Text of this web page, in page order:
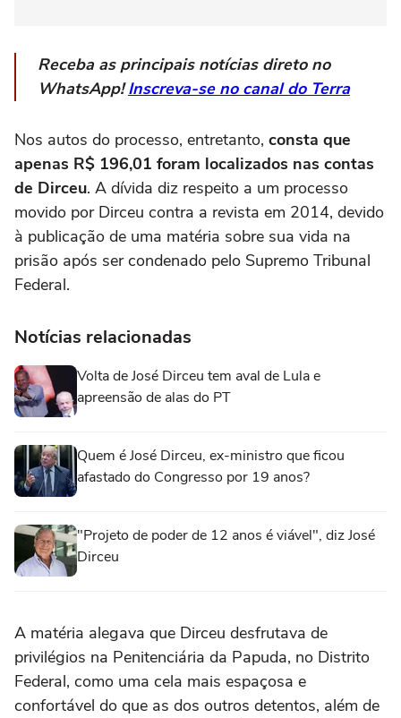
Receba as principais notícias direto no
WhatsApp!Inscreva-se no canal do Terra
Nos autos do processo, entretanto, consta que
apenas R$ 196,01 foram localizados nas contas
de Dirceu. A dívida diz respeito a um processo
movido por Dirceu contra a revista em 2014, devido
à publicação de uma matéria sobre sua vida na
prisão após ser condenado pelo Supremo Tribunal
Federal.
Notícias relacionadas
Volta de José Dirceu tem aval de Lula e
apreensão de alas do PT
Quem é José Dirceu, ex-ministro que ficou
afastado do Congresso por 19 anos?
"Projeto de poder de 12 anos é viável", diz José
Dirceu
A matéria alegava que Dirceu desfrutava de
privilégios na Penitenciária da Papuda, no Distrito
Federal, como uma cela mais espaçosa e
confortável do que as dos outros detentos, além de